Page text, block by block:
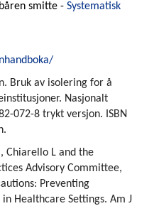
smitte - Systematisk
Bruk av isolering for å
Nasjonalt
072-8 trykt versjon. ISBN
Chiarello L and the
Advisory Committee,
Preventing
Healthcare Settings. Am J